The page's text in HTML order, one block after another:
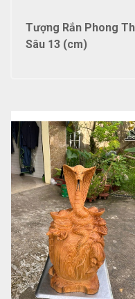
Tượng Rắn Phong
Sâu 13 (cm)